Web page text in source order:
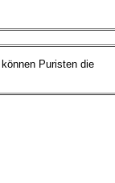
Puristen die